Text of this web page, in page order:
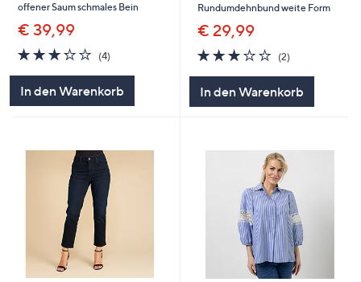
offener Saum schmales Bein
€ 39,99
3.2
von
5
(4)
In den Warenkorb
Rundumdehnbund weite Form
€ 29,99
3.0
von
5
(2)
In den Warenkorb